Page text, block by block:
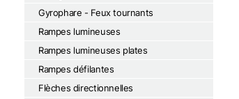
Gyrophare - Feux tournants
Rampes lumineuses
Rampes lumineuses plates
Rampes défilantes
Flèches directionnelles